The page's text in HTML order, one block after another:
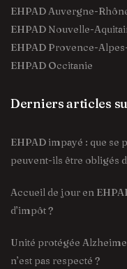
EHPAD Auvergne-
EHPAD Nouvelle-
EHPAD Provence-
EHPAD Occitanie
Derniers articles
EHPAD impayé : que se
peuvent-ils être obligés
Accueil de jour en
d’impôt ?
Unité protégée
n’est pas respecté ?